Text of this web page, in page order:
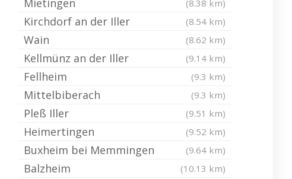
Mietingen (8.38 km)
Kirchdorf an der Iller (8.54 km)
Wain (8.62 km)
Kellmünz an der Iller (9.14 km)
Fellheim (9.3 km)
Mittelbiberach (9.3 km)
Pleß Iller (9.51 km)
Heimertingen (9.52 km)
Buxheim bei Memmingen (9.64 km)
Balzheim (10.13 km)